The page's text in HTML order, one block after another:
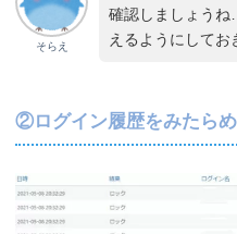
そらえ
確認しましょう
えるようにしてお
②ログイン履歴をみたら